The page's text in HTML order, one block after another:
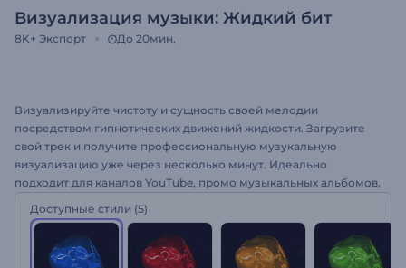
Визуализация музыки: Жидкий бит
8K+ Экспорт До 20мин.
Визуализируйте чистоту и сущность своей мелодии
посредством гипнотических движений жидкости. Загрузите
свой трек и получите профессиональную музукальную
визуализацию уже через несколько минут. Идеально
подходит для каналов YouTube, промо музыкальных альбомов,
в ритм использовав Визуализатор Ударов Жидкости
Попробуйте бесплатно прямо сейчас!
Доступные стили (5)